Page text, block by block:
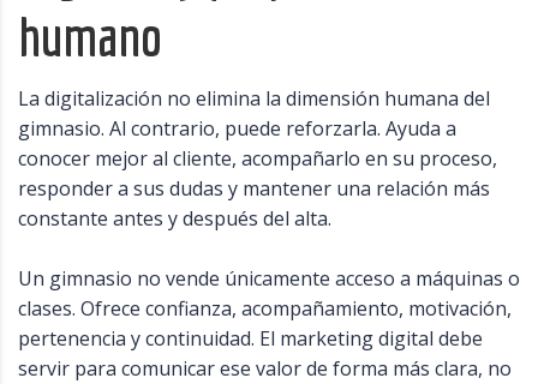
humano
La digitalización no elimina la dimensión humana del
gimnasio. Al contrario, puede reforzarla. Ayuda a
conocer mejor al cliente, acompañarlo en su proceso,
responder a sus dudas y mantener una relación más
constante antes y después del alta.
Un gimnasio no vende únicamente acceso a máquinas o
clases. Ofrece confianza, acompañamiento, motivación,
pertenencia y continuidad. El marketing digital debe
servir para comunicar ese valor de forma más clara, no